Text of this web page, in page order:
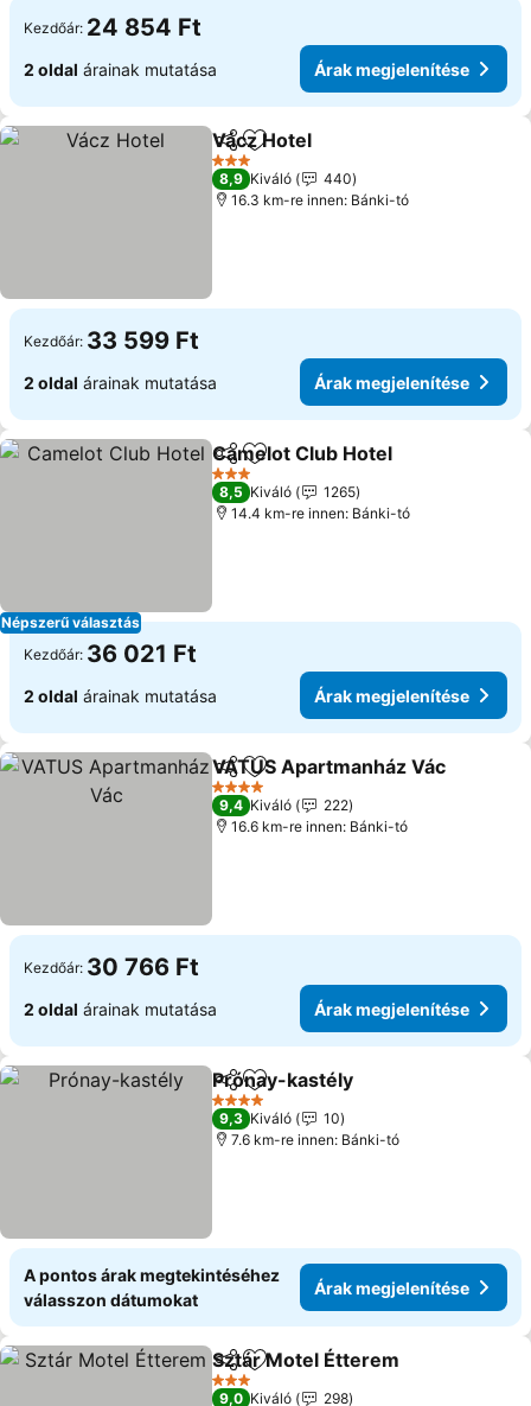
Kezdőár: 24 854 Ft
2 oldal árainak mutatása Árak megjelenítése
Megosztás
Hozzáadás a kedvencekhez
Vácz Hotel
3 Kategória
8,9 Kiváló
440
16.3 km-re innen: Bánki-tó
Kezdőár: 33 599 Ft
2 oldal árainak mutatása Árak megjelenítése
Népszerű választás
Megosztás
Hozzáadás a kedvencekhez
Camelot Club Hotel
3 Kategória
8,5 Kiváló
1265
14.4 km-re innen: Bánki-tó
Kezdőár: 36 021 Ft
2 oldal árainak mutatása Árak megjelenítése
Megosztás
Hozzáadás a kedvencekhez
VATUS Apartmanház Vác
4 Kategória
9,4 Kiváló
222
16.6 km-re innen: Bánki-tó
Kezdőár: 30 766 Ft
2 oldal árainak mutatása Árak megjelenítése
Megosztás
Hozzáadás a kedvencekhez
Prónay-kastély
4 Kategória
9,3 Kiváló
10
7.6 km-re innen: Bánki-tó
A pontos árak megtekintéséhez
válasszon dátumokat
Árak megjelenítése
Megosztás
Hozzáadás a kedvencekhez
Sztár Motel Étterem
3 Kategória
9,0 Kiváló 298